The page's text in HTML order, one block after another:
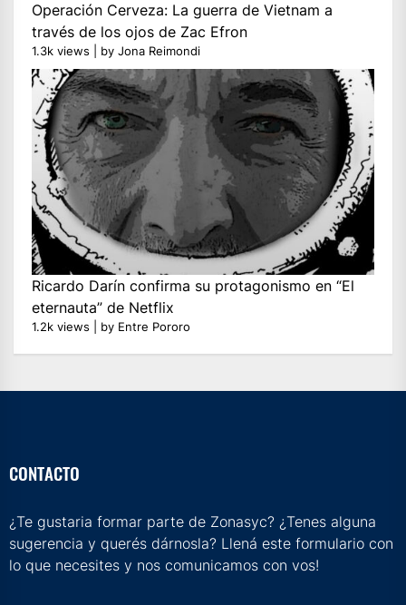
Operación Cerveza: La guerra de Vietnam a
través de los ojos de Zac Efron
1.3k views by Jona Reimondi
Ricardo Darín confirma su protagonismo en “El
eternauta” de Netflix
1.2k views by Entre Pororo
CONTACTO
¿Te gustaria formar parte de Zonasyc? ¿Tenes alguna
sugerencia y querés dárnosla? Llená este formulario con
lo que necesites y nos comunicamos con vos!